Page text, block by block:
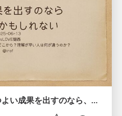
つよそうにふるまい、つよい成果を出すのなら、つよいのかもしれない